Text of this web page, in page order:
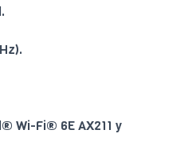
Wi-Fi® 6E AX211 y